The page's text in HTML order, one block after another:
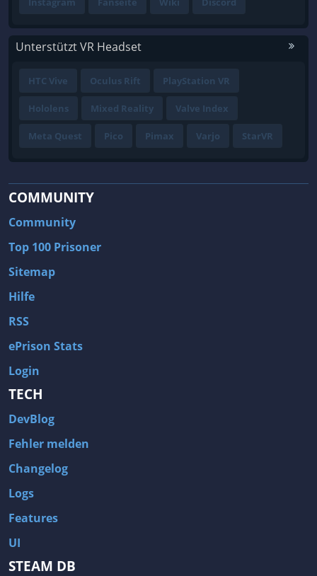
Unterstützt VR Headset
HTC Vive Oculus Rift PlayStation VR
Hololens Mixed Reality Valve Index
Meta Quest Pico Pimax Varjo StarVR
COMMUNITY
Community
Top 100 Prisoner
Sitemap
Hilfe
RSS
ePrison Stats
Login
TECH
DevBlog
Fehler melden
Changelog
Logs
Features
UI
STEAM DB